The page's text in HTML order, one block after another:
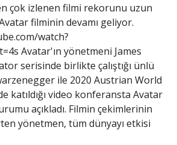
çok izlenen filmi rekorunu uzun
filminin devamı geliyor.
watch?
Avatar'ın yönetmeni James
serisinde birlikte çalıştığı ünlü
ile 2020 Austrian World
katıldığı video konferansta Avatar
açıkladı. Filmin çekimlerinin
yönetmen, tüm dünyayı etkisi